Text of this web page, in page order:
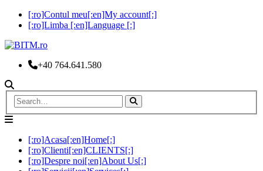
[:ro]Contul meu[:en]My account[:]
[:ro]Limba [:en]Language [:]
+40 764.641.580
[:ro]Acasa[:en]Home[:]
[:ro]Clienti[:en]CLIENTS[:]
[:ro]Despre noi[:en]About Us[:]